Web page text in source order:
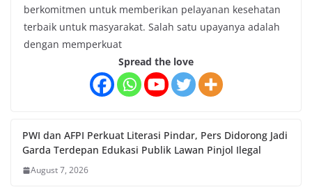
berkomitmen untuk memberikan pelayanan kesehatan
terbaik untuk masyarakat. Salah satu upayanya adalah
dengan memperkuat
Spread the love
PWI dan AFPI Perkuat Literasi Pindar, Pers Didorong Jadi
Garda Terdepan Edukasi Publik Lawan Pinjol Ilegal
August 7, 2026